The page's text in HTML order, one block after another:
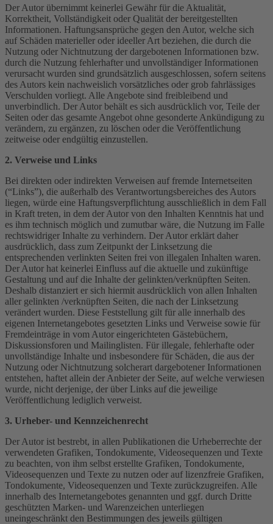
Der Autor übernimmt keinerlei Gewähr für die Aktualität,
Korrektheit, Vollständigkeit oder Qualität der bereitgestellten
Informationen. Haftungsansprüche gegen den Autor, welche sich
auf Schäden materieller oder ideeller Art beziehen, die durch die
Nutzung oder Nichtnutzung der dargebotenen Informationen bzw.
durch die Nutzung fehlerhafter und unvollständiger Informationen
verursacht wurden sind grundsätzlich ausgeschlossen, sofern seitens
des Autors kein nachweislich vorsätzliches oder grob fahrlässiges
Verschulden vorliegt. Alle Angebote sind freibleibend und
unverbindlich. Der Autor behält es sich ausdrücklich vor, Teile der
Seiten oder das gesamte Angebot ohne gesonderte Ankündigung zu
verändern, zu ergänzen, zu löschen oder die Veröffentlichung
zeitweise oder endgültig einzustellen.
2. Verweise und Links
Bei direkten oder indirekten Verweisen auf fremde Internetseiten
(“Links”), die außerhalb des Verantwortungsbereiches des Autors
liegen, würde eine Haftungsverpflichtung ausschließlich in dem Fall
in Kraft treten, in dem der Autor von den Inhalten Kenntnis hat und
es ihm technisch möglich und zumutbar wäre, die Nutzung im Falle
rechtswidriger Inhalte zu verhindern. Der Autor erklärt daher
ausdrücklich, dass zum Zeitpunkt der Linksetzung die
entsprechenden verlinkten Seiten frei von illegalen Inhalten waren.
Der Autor hat keinerlei Einfluss auf die aktuelle und zukünftige
Gestaltung und auf die Inhalte der gelinkten/verknüpften Seiten.
Deshalb distanziert er sich hiermit ausdrücklich von allen Inhalten
aller gelinkten /verknüpften Seiten, die nach der Linksetzung
verändert wurden. Diese Feststellung gilt für alle innerhalb des
eigenen Internetangebotes gesetzten Links und Verweise sowie für
Fremdeinträge in vom Autor eingerichteten Gästebüchern,
Diskussionsforen und Mailinglisten. Für illegale, fehlerhafte oder
unvollständige Inhalte und insbesondere für Schäden, die aus der
Nutzung oder Nichtnutzung solcherart dargebotener Informationen
entstehen, haftet allein der Anbieter der Seite, auf welche verwiesen
wurde, nicht derjenige, der über Links auf die jeweilige
Veröffentlichung lediglich verweist.
3. Urheber- und Kennzeichenrecht
Der Autor ist bestrebt, in allen Publikationen die Urheberrechte der
verwendeten Grafiken, Tondokumente, Videosequenzen und Texte
zu beachten, von ihm selbst erstellte Grafiken, Tondokumente,
Videosequenzen und Texte zu nutzen oder auf lizenzfreie Grafiken,
Tondokumente, Videosequenzen und Texte zurückzugreifen. Alle
innerhalb des Internetangebotes genannten und ggf. durch Dritte
geschützten Marken- und Warenzeichen unterliegen
uneingeschränkt den Bestimmungen des jeweils gültigen